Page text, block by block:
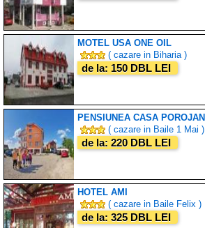
MOTEL USA ONE OIL
( cazare in Biharia )
de la: 150 DBL LEI
PENSIUNEA CASA POROJAN
( cazare in Baile 1 Mai )
de la: 220 DBL LEI
HOTEL AMI
( cazare in Baile Felix )
de la: 325 DBL LEI